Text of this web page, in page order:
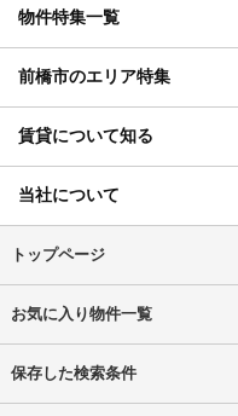
物件特集一覧
前橋市のエリア特集
賃貸について知る
当社について
トップページ
お気に入り物件一覧
保存した検索条件